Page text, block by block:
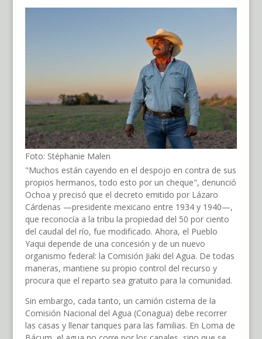
Foto: Stéphanie Malen
"Muchos están cayendo en el despojo en contra de sus
propios hermanos, todo esto por un cheque", denunció
Ochoa y precisó que el decreto emitido por Lázaro
Cárdenas —presidente mexicano entre 1934 y 1940—,
que reconocía a la tribu la propiedad del 50 por ciento
del caudal del río, fue modificado. Ahora, el Pueblo
Yaqui depende de una concesión y de un nuevo
organismo federal: la Comisión Jiaki del Agua. De todas
maneras, mantiene su propio control del recurso y
procura que el reparto sea gratuito para la comunidad.
Sin embargo, cada tanto, un camión cisterna de la
Comisión Nacional del Agua (Conagua) debe recorrer
las casas y llenar tanques para las familias. En Loma de